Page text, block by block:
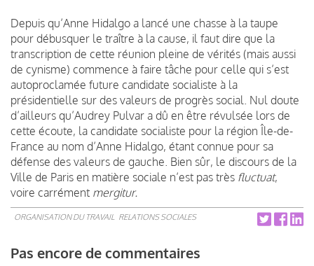
Depuis qu’Anne Hidalgo a lancé une chasse à la taupe
pour débusquer le traître à la cause, il faut dire que la
transcription de cette réunion pleine de vérités (mais aussi
de cynisme) commence à faire tâche pour celle qui s’est
autoproclamée future candidate socialiste à la
présidentielle sur des valeurs de progrès social. Nul doute
d’ailleurs qu’Audrey Pulvar a dû en être révulsée lors de
cette écoute, la candidate socialiste pour la région Île-de-
France au nom d’Anne Hidalgo, étant connue pour sa
défense des valeurs de gauche. Bien sûr, le discours de la
Ville de Paris en matière sociale n’est pas très fluctuat,
voire carrément mergitur.
ORGANISATION DU TRAVAIL RELATIONS SOCIALES
Pas encore de commentaires